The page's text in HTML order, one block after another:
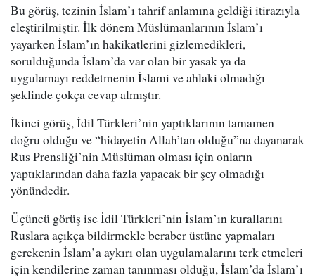
Bu görüş, tezinin İslam’ı tahrif anlamına geldiği itirazıyla
eleştirilmiştir. İlk dönem Müslümanlarının İslam’ı
yayarken İslam’ın hakikatlerini gizlemedikleri,
sorulduğunda İslam’da var olan bir yasak ya da
uygulamayı reddetmenin İslami ve ahlaki olmadığı
şeklinde çokça cevap almıştır.
İkinci görüş, İdil Türkleri’nin yaptıklarının tamamen
doğru olduğu ve “hidayetin Allah’tan olduğu”na dayanarak
Rus Prensliği’nin Müslüman olması için onların
yaptıklarından daha fazla yapacak bir şey olmadığı
yönündedir.
Üçüncü görüş ise İdil Türkleri’nin İslam’ın kurallarını
Ruslara açıkça bildirmekle beraber üstüne yapmaları
gerekenin İslam’a aykırı olan uygulamalarını terk etmeleri
için kendilerine zaman tanınması olduğu, İslam’da İslam’ı